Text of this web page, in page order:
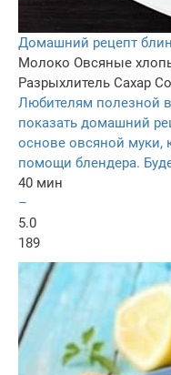
Домашний рецепт
Молоко Овсяные
Разрыхлитель Сахар
Любителям полезной
показать домашний
основе овсяной муки,
помощи блендера.
40 мин
–
5.0
189